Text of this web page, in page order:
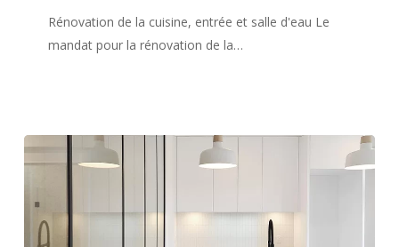
Rénovation de la cuisine, entrée et salle d'eau Le
mandat pour la rénovation de la…